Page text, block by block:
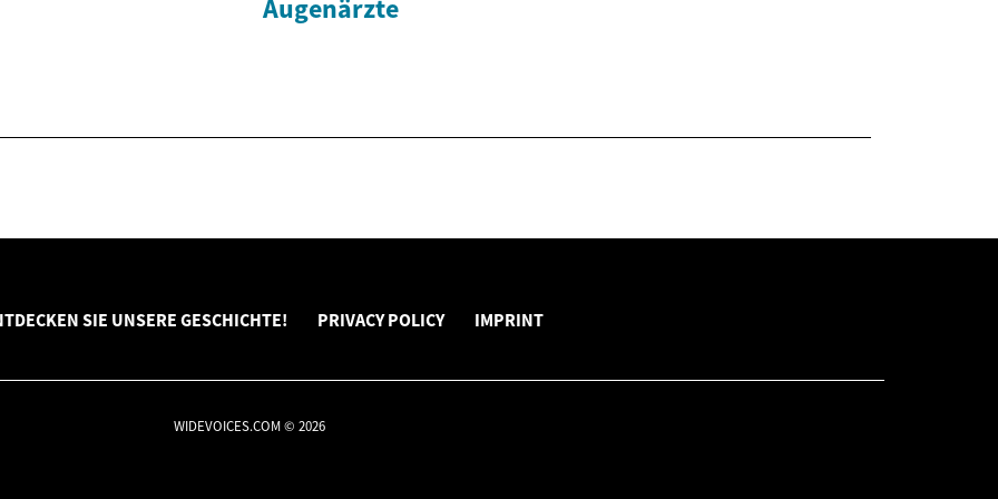
Augenärzte
SIE UNSERE GESCHICHTE! PRIVACY POLICY IMPRINT
WIDEVOICES.COM © 2026